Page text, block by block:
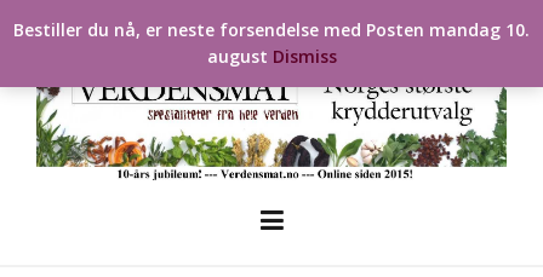
toBestiller du nå, er neste forsendelse med Posten mandag 10.
august Dismiss